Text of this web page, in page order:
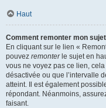
Haut
Comment remonter mon
En cliquant sur le lien «
pouvez remonterle sujet en
vous ne voyez pas ce lien,
désactivée ou que l’intervalle
atteint. Il est également
répondant. Néanmoins,
faisant.